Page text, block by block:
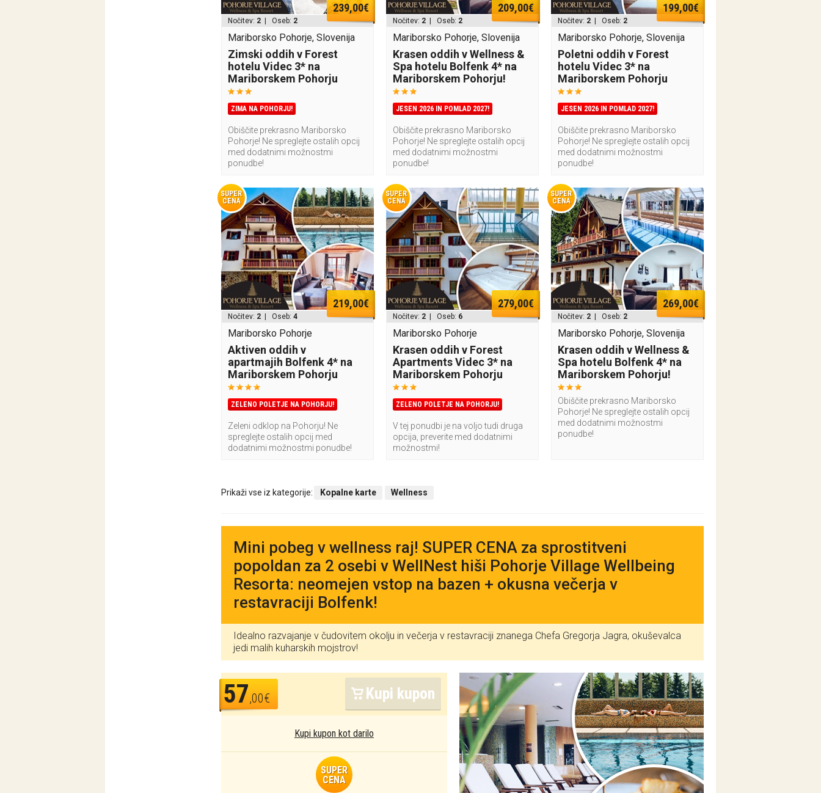
239,00€
Nočitev: 2 | Oseb: 2
Mariborsko Pohorje, Slovenija
Zimski oddih v Forest
hotelu Videc 3* na
Mariborskem Pohorju
ZIMA NA POHORJU!
Obiščite prekrasno Mariborsko
Pohorje! Ne spreglejte ostalih opcij
med dodatnimi možnostmi
ponudbe!
209,00€
Nočitev: 2 | Oseb: 2
Mariborsko Pohorje, Slovenija
Krasen oddih v Wellness &
Spa hotelu Bolfenk 4* na
Mariborskem Pohorju!
JESEN 2026 IN POMLAD 2027!
Obiščite prekrasno Mariborsko
Pohorje! Ne spreglejte ostalih opcij
med dodatnimi možnostmi
ponudbe!
199,00€
Nočitev: 2 | Oseb: 2
Mariborsko Pohorje, Slovenija
Poletni oddih v Forest
hotelu Videc 3* na
Mariborskem Pohorju
JESEN 2026 IN POMLAD 2027!
Obiščite prekrasno Mariborsko
Pohorje! Ne spreglejte ostalih opcij
med dodatnimi možnostmi
ponudbe!
SUPER
CENA
219,00€
Nočitev: 2 | Oseb: 4
Mariborsko Pohorje
Aktiven oddih v
apartmajih Bolfenk 4* na
Mariborskem Pohorju
ZELENO POLETJE NA POHORJU!
Zeleni odklop na Pohorju! Ne
spreglejte ostalih opcij med
dodatnimi možnostmi ponudbe!
SUPER
CENA
279,00€
Nočitev: 2 | Oseb: 6
Mariborsko Pohorje
Krasen oddih v Forest
Apartments Videc 3* na
Mariborskem Pohorju
ZELENO POLETJE NA POHORJU!
V tej ponudbi je na voljo tudi druga
opcija, preverite med dodatnimi
možnostmi!
SUPER
CENA
269,00€
Nočitev: 2 | Oseb: 2
Mariborsko Pohorje, Slovenija
Krasen oddih v Wellness &
Spa hotelu Bolfenk 4* na
Mariborskem Pohorju!
Obiščite prekrasno Mariborsko
Pohorje! Ne spreglejte ostalih opcij
med dodatnimi možnostmi
ponudbe!
Prikaži vse iz kategorije: Kopalne karte Wellness
Mini pobeg v wellness raj! SUPER CENA za sprostitveni
popoldan za 2 osebi v WellNest hiši Pohorje Village Wellbeing
Resorta: neomejen vstop na bazen + okusna večerja v
restavraciji Bolfenk!
Idealno razvajanje v čudovitem okolju in večerja v restavraciji znanega Chefa Gregorja Jagra, okuševalca
jedi malih kuharskih mojstrov!
57,00€ Kupi kupon
Kupi kupon kot darilo
SUPER
CENA